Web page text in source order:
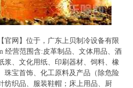
官网】位于，广东上贝制冷设备有限
经营范围含:皮革制品、文体用品、酒
浆、文化用纸、印刷器材、饲料、橡
珠宝首饰、化工原料及产品（除危险
纺织品、服装鞋帽；床上用品、厨